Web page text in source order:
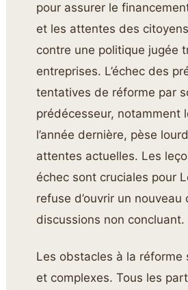
pour assurer le
et les attentes des
contre une politique jugée
entreprises. L’échec des
tentatives de réforme par
prédécesseur, notamment
l’année dernière, pèse
attentes actuelles. Les
échec sont cruciales pour
refuse d’ouvrir un nouveau
discussions non concluant.
Les obstacles à la réforme
et complexes. Tous les